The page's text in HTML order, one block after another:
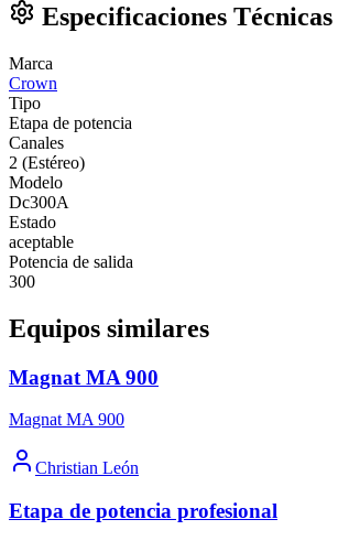
Especificaciones Técnicas
Marca
Crown
Tipo
Etapa de potencia
Canales
2 (Estéreo)
Modelo
Dc300A
Estado
aceptable
Potencia de salida
300
Equipos similares
Magnat MA 900
Magnat MA 900
Christian León
Etapa de potencia profesional